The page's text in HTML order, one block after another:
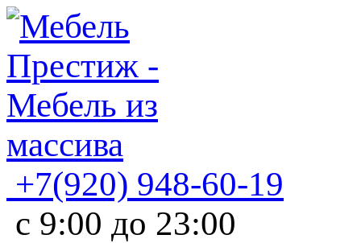
+7(920) 948-60-19
с 9:00 до 23:00